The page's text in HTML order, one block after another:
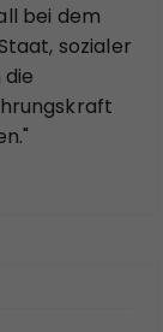
bei dem
sozialer